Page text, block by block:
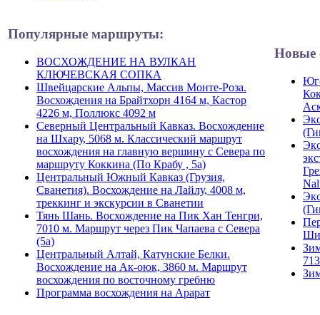
Популярные маршруты:
ВОСХОЖДЕНИЕ НА ВУЛКАН
КЛЮЧЕВСКАЯ СОПКА
Швейцарские Альпы, Массив Монте-Роза.
Восхождения на Брайтхорн 4164 м, Кастор
4226 м, Поллюкс 4092 м
Северный Центральный Кавказ. Восхождение
на Шхару, 5068 м. Классический маршрут
восхождения на главную вершину с Севера по
маршруту Коккина (По Крабу , 5а)
Центральный Южный Кавказ (Грузия,
Сванетия). Восхождение на Лайлу, 4008 м,
треккинг и экскурсии в Сванетии
Тянь Шань. Восхождение на Пик Хан Тенгри,
7010 м. Маршрут через Пик Чапаева с Севера
(5а)
Центральный Алтай, Катунские Белки.
Восхождение на Ак-оюк, 3860 м. Маршрут
восхождения по восточному гребню
Программа восхождения на Арарат
Новые